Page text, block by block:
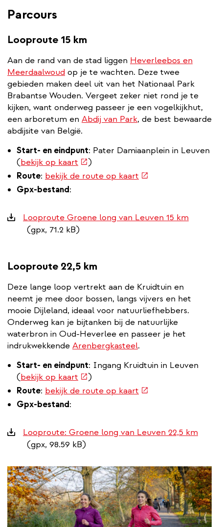
Parcours
Looproute 15 km
Aan de rand van de stad liggen Heverleebos en
Meerdaalwoud op je te wachten. Deze twee
gebieden maken deel uit van het Nationaal Park
Brabantse Wouden. Vergeet zeker niet rond je te
kijken, want onderweg passeer je een vogelkijkhut,
een arboretum en Abdij van Park, de best bewaarde
abdijsite van België.
Start- en eindpunt: Pater Damiaanplein in Leuven
(bekijk op kaart (externe
link)
)
Route: bekijk de route op kaart (externe
Gpx-bestand:
Downloads
Looproute Groene long van Leuven 15 km
(gpx, 71.2 kB)
Looproute 22,5 km
Deze lange loop vertrekt aan de Kruidtuin en
neemt je mee door bossen, langs vijvers en het
mooie Dijleland, ideaal voor natuurliefhebbers.
Onderweg kan je bijtanken bij de natuurlijke
waterbron in Oud-Heverlee en passeer je het
indrukwekkende Arenbergkasteel.
Start- en eindpunt: Ingang Kruidtuin in Leuven
(bekijk op kaart (externe
link)
)
Route: bekijk de route op kaart (externe
Gpx-bestand:
Downloads
Looproute: Groene long van Leuven 22,5 km
(gpx, 98.59 kB)